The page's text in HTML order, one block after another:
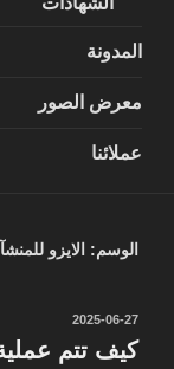
المدونة
معرض الصور
عملائنا
الوسم: الايزو
نُشر
في
2025-06-27
كيف تتم